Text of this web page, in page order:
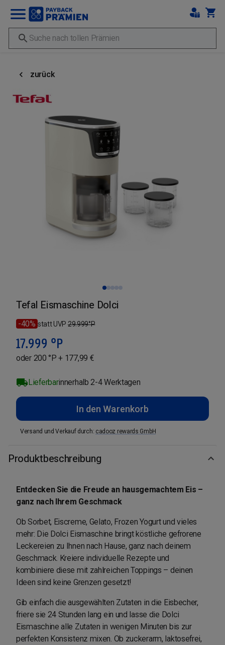
zurück
Tefal Eismaschine Dolci
-40% statt UVP 29.999°P
17.999 °P
oder 200 °P + 177,99 €
Lieferbarinnerhalb 2-4 Werktagen
In den Warenkorb
Versand und Verkauf durch: cadooz rewards GmbH
Produktbeschreibung
Entdecken Sie die Freude an hausgemachtem Eis –
ganz nach Ihrem Geschmack
Ob Sorbet, Eiscreme, Gelato, Frozen Yogurt und vieles
mehr: Die Dolci Eismaschine bringt köstliche gefrorene
Leckereien zu Ihnen nach Hause, ganz nach deinem
Geschmack. Kreiere individuelle Rezepte und
kombiniere diese mit zahlreichen Toppings – deinen
Ideen sind keine Grenzen gesetzt!
Gib einfach die ausgewählten Zutaten in die Eisbecher,
friere sie 24 Stunden lang ein und lasse die Dolci
Eismaschine alle Zutaten in wenigen Minuten bis zur
perfekten Konsistenz mixen. Ob zuckerarm, laktosefrei,